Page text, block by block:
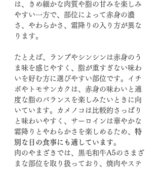
は、きめ細かな肉質や脂の甘みを楽しみ
やすい一方で、部位によって赤身の濃
さ、やわらかさ、霜降りの入り方が異な
ります。
たとえば、ランプやシンシンは赤身のう
ま味を感じやすく、脂が重すぎない味わ
いを好む方に選びやすい部位です。イチ
ボやトモサンカクは、赤身の味わいと適
度な脂のバランスを楽しみたいときに向
いています。カメノコは比較的さっぱり
と味わいやすく、サーロインは華やかな
霜降りとやわらかさを楽しめるため、 特
別な日の食事にも適しています。
肉のやまざきでは、黒毛和牛A5のさまざ
まな部位を取り扱っており、焼肉やステ